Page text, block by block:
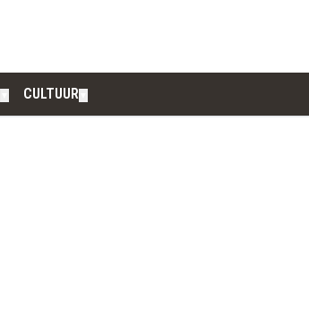
CULTUUR